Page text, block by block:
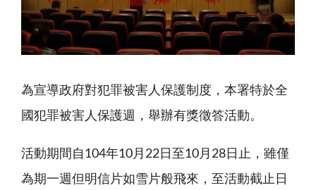
為宣導政府對犯罪被害人保護制度，本署特於全
國犯罪被害人保護週，舉辦有獎徵答活動。
活動期間自104年10月22日至10月28日止，雖僅
為期一週但明信片如雪片般飛來，至活動截止日